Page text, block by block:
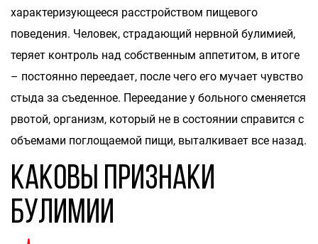
характеризующееся расстройством пищевого
поведения. Человек, страдающий нервной булимией,
теряет контроль над собственным аппетитом, в итоге
– постоянно переедает, после чего его мучает чувство
стыда за съеденное. Переедание у больного сменяется
рвотой, организм, который не в состоянии справится с
объемами поглощаемой пищи, выталкивает все назад.
Каковы признаки
булимии